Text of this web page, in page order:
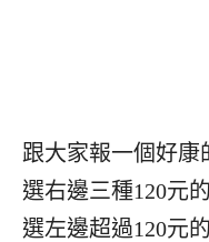
跟大家報一個好康
選右邊三種120元
選左邊超過120元